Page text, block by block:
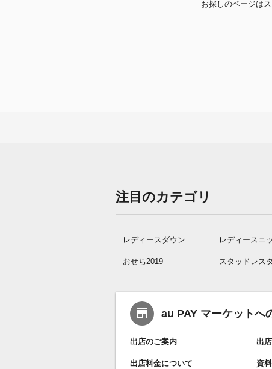
お探しのページは
注目のカテゴリ
レディースダウン レディースニ
おせち2019 スタッドレス
au PAY マーケットへ
出店のご案内 出
出店料金について 資